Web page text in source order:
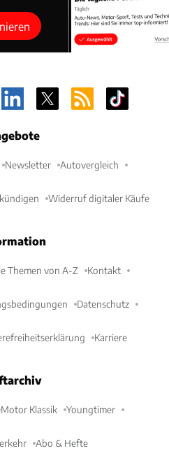
Newsletter Autovergleich
Widerruf digitaler Käufe
Themen von A-Z Kontakt
Datenschutz
Karriere
Motor Klassik Youngtimer
Abo & Hefte